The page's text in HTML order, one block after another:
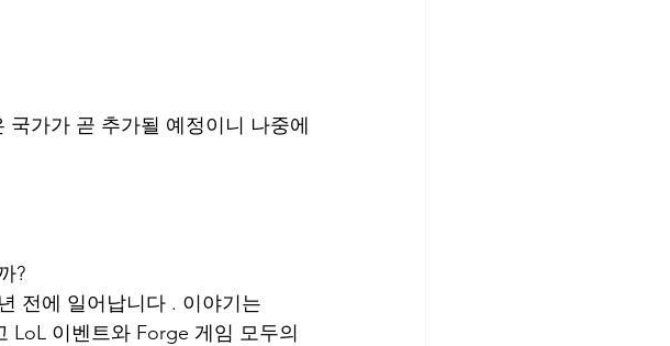
가가 곧 추가될 예정이니 나중에
?
전에 일어납니다 . 이야기는
LoL 이벤트와 Forge 게임 모두의